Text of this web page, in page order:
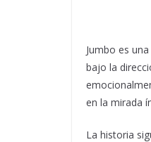
Jumbo es
bajo la
en la mirada
La historia